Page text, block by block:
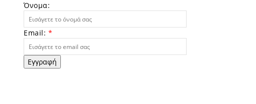
Όνομα:
Email: *
Εγγραφή